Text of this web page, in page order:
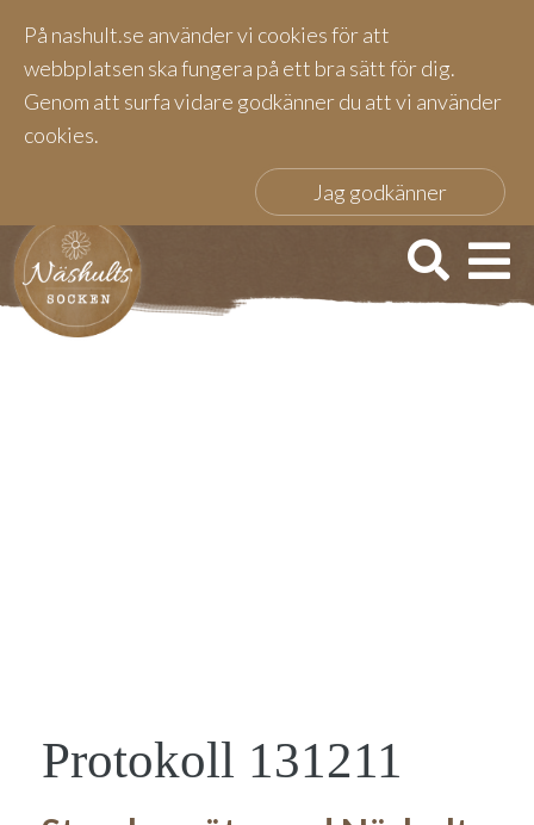
På nashult.se använder vi cookies för att
webbplatsen ska fungera på ett bra sätt för dig.
Genom att surfa vidare godkänner du att vi använder
cookies.
Jag godkänner
Protokoll 131211